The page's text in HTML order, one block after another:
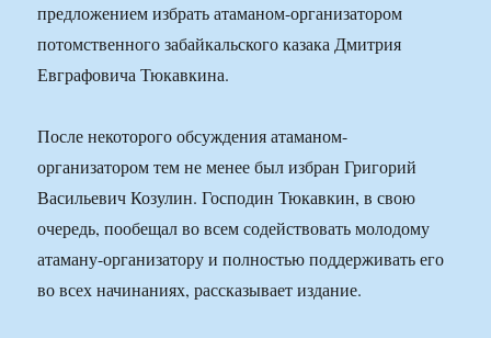
предложением избрать атаманом-организатором
потомственного забайкальского казака Дмитрия
Евграфовича Тюкавкина.
После некоторого обсуждения атаманом-
организатором тем не менее был избран Григорий
Васильевич Козулин. Господин Тюкавкин, в свою
очередь, пообещал во всем содействовать молодому
атаману-организатору и полностью поддерживать его
во всех начинаниях, рассказывает издание.